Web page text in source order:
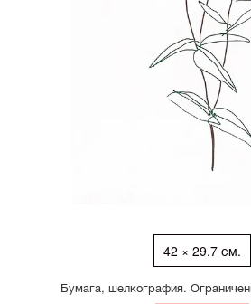
42 × 29.7 см.
Бумага, шелкография.